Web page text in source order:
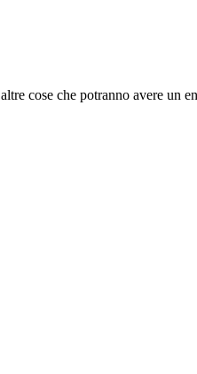
cose che potranno avere un